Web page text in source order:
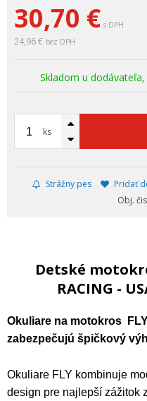
30,70 € s DPH
24,96 € bez DPH
Skladom u
ks
Strážny pes Pridať
Obj.
Detské
RACING -
Okuliare na motokros
zabezpečujú špičkový
Okuliare FLY kombinuje
design pre najlepší zážitok